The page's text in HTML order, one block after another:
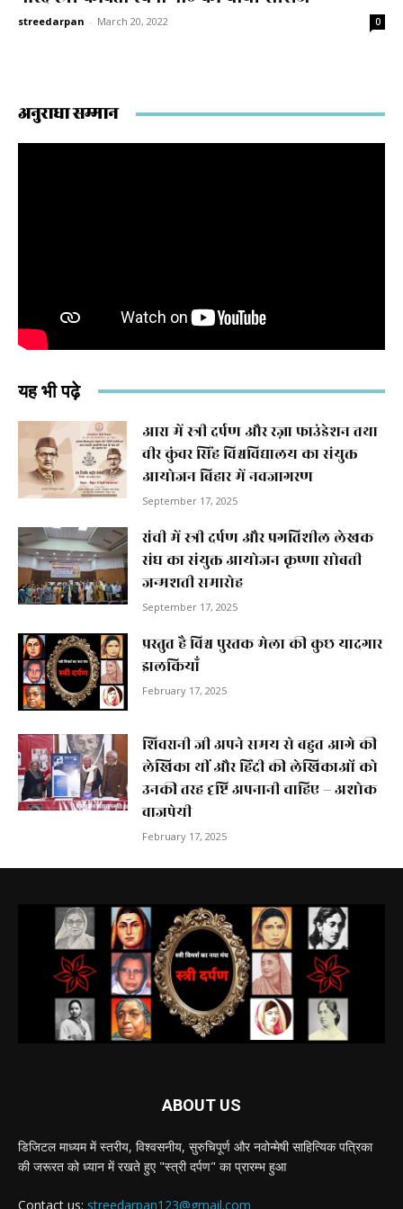
streedarpan - March 20, 2022 0
अनुराधा सम्मान
यह भी पढ़े
आरा में स्त्री दर्पण और रज़ा फाउंडेशन तथा
वीर कुंवर सिंह विश्वविद्यालय का संयुक्त
आयोजन बिहार में नवजागरण
September 17, 2025
रांची में स्त्री दर्पण और प्रगतिशील लेखक
संघ का संयुक्त आयोजन कृष्णा सोबती
जन्मशती समारोह
September 17, 2025
प्रस्तुत है विश्व पुस्तक मेला की कुछ यादगार
झलकियाॅं
February 17, 2025
शिवरानी जी अपने समय से बहुत आगे की
लेखिका थीं और हिंदी की लेखिकाओं को
उनकी तरह दृष्टि अपनानी चाहिए – अशोक
वाजपेयी
February 17, 2025
ABOUT US
डिजिटल माध्यम में स्तरीय, विश्वसनीय, सुरुचिपूर्ण और नवोन्मेषी साहित्यिक पत्रिका
की जरूरत को ध्यान में रखते हुए "स्त्री दर्पण" का प्रारम्भ हुआ
Contact us: streedarpan123@gmail.com